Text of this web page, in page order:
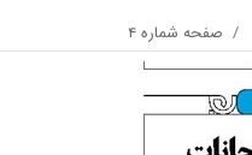
صفحه شماره ۴